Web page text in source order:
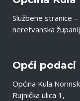
Službene stranice
neretvanska
Opći podaci
Općina Kula
Rujnička ulica 1,